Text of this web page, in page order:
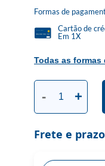
Formas de
Todas as formas
Cartão de
Em 1X
- +
Frete e prazo